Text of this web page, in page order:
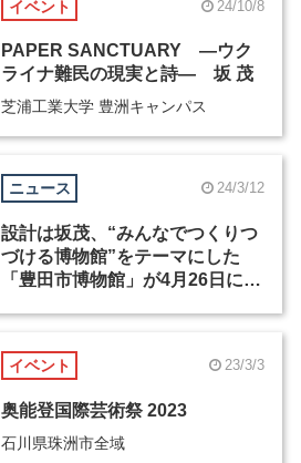
イベント 24/10/8
PAPER SANCTUARY ―ウク
ライナ難民の現実と詩― 坂 茂
芝浦工業大学 豊洲キャンパス
ニュース 24/3/12
設計は坂茂、“みんなでつくりつ
づける博物館”をテーマにした
「豊田市博物館」が4月26日に開
イベント 23/3/3
奥能登国際芸術祭 2023
石川県珠洲市全域